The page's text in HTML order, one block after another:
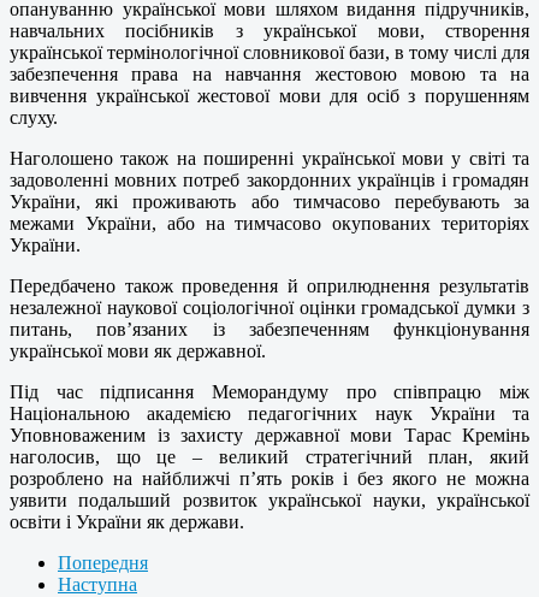
опануванню української мови шляхом видання підручників,
навчальних посібників з української мови, створення
української термінологічної словникової бази, в тому числі для
забезпечення права на навчання жестовою мовою та на
вивчення української жестової мови для осіб з порушенням
слуху.
Наголошено також на поширенні української мови у світі та
задоволенні мовних потреб закордонних українців і громадян
України, які проживають або тимчасово перебувають за
межами України, або на тимчасово окупованих територіях
України.
Передбачено також проведення й оприлюднення результатів
незалежної наукової соціологічної оцінки громадської думки з
питань, пов’язаних із забезпеченням функціонування
української мови як державної.
Під час підписання Меморандуму про співпрацю між
Національною академією педагогічних наук України та
Уповноваженим із захисту державної мови Тарас Кремінь
наголосив, що це – великий стратегічний план, який
розроблено на найближчі п’ять років і без якого не можна
уявити подальший розвиток української науки, української
освіти і України як держави.
Попередня
Наступна